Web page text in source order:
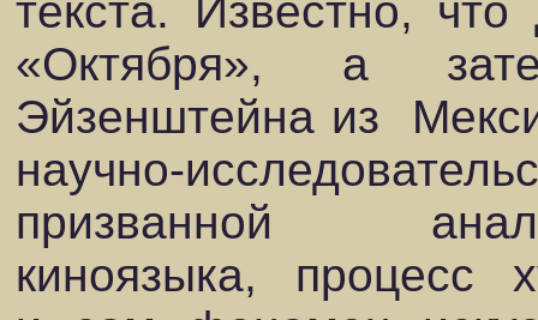
текста. Известно,
«Октября», а
Эйзенштейна из
научно-
призванной
киноязыка,
процесс